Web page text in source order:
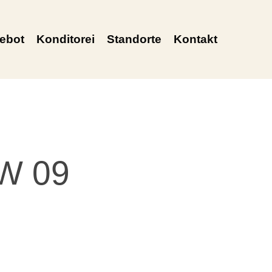
Konditorei Standorte Kontakt
09